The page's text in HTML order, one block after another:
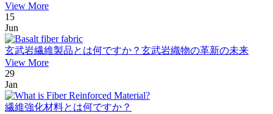
View More
15
Jun
玄武岩繊維製品とは何ですか？玄武岩織物の革新の未来
View More
29
Jan
繊維強化材料とは何ですか？